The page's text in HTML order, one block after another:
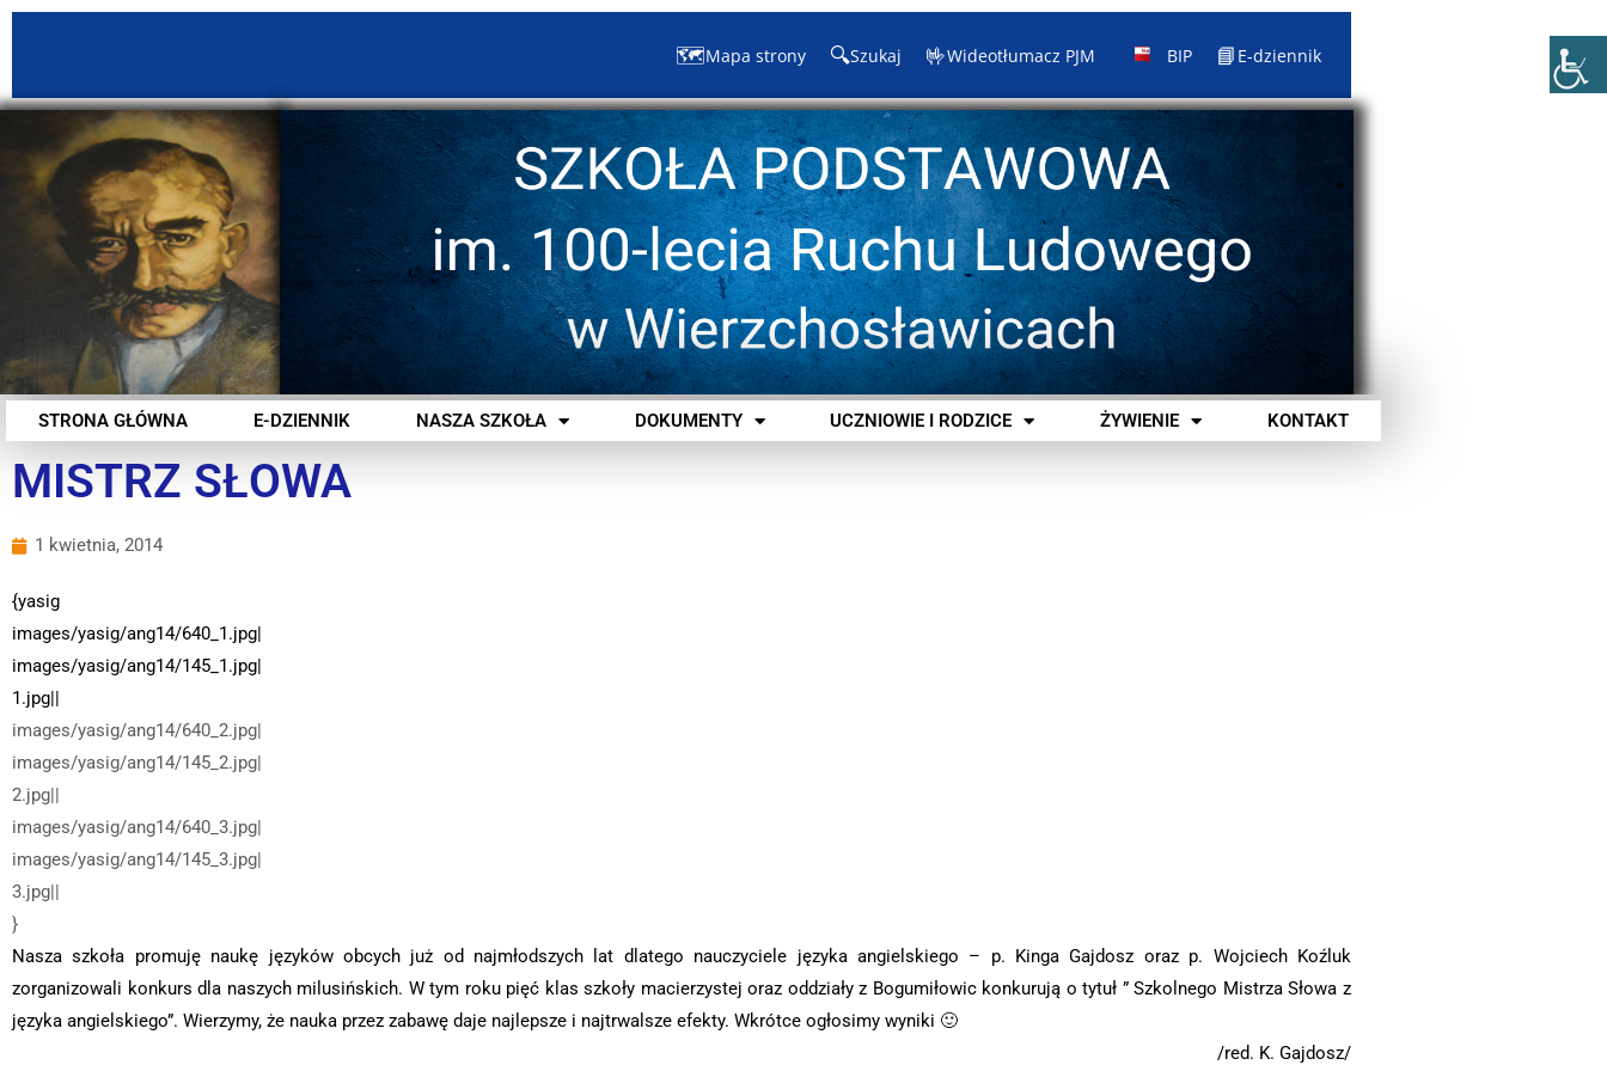
🗺️Mapa strony 🔍Szukaj 🤟Wideotłumacz PJM BIP 📘 E-dziennik
STRONA GŁÓWNA E-DZIENNIK NASZA SZKOŁA DOKUMENTY UCZNIOWIE I RODZICE ŻYWIENIE KONTAKT
MISTRZ SŁOWA
1 kwietnia, 2014
{yasig
images/yasig/ang14/640_1.jpg|
images/yasig/ang14/145_1.jpg|
1.jpg||
images/yasig/ang14/640_2.jpg|
images/yasig/ang14/145_2.jpg|
2.jpg||
images/yasig/ang14/640_3.jpg|
images/yasig/ang14/145_3.jpg|
3.jpg||
}
Nasza szkoła promuję naukę języków obcych już od najmłodszych lat dlatego nauczyciele języka angielskiego – p. Kinga Gajdosz oraz p. Wojciech Koźluk
zorganizowali konkurs dla naszych milusińskich. W tym roku pięć klas szkoły macierzystej oraz oddziały z Bogumiłowic konkurują o tytuł ” Szkolnego Mistrza Słowa z
języka angielskiego”. Wierzymy, że nauka przez zabawę daje najlepsze i najtrwalsze efekty. Wkrótce ogłosimy wyniki 🙂
/red. K. Gajdosz/